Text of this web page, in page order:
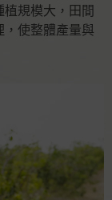
規模大，田間
，使整體產量與